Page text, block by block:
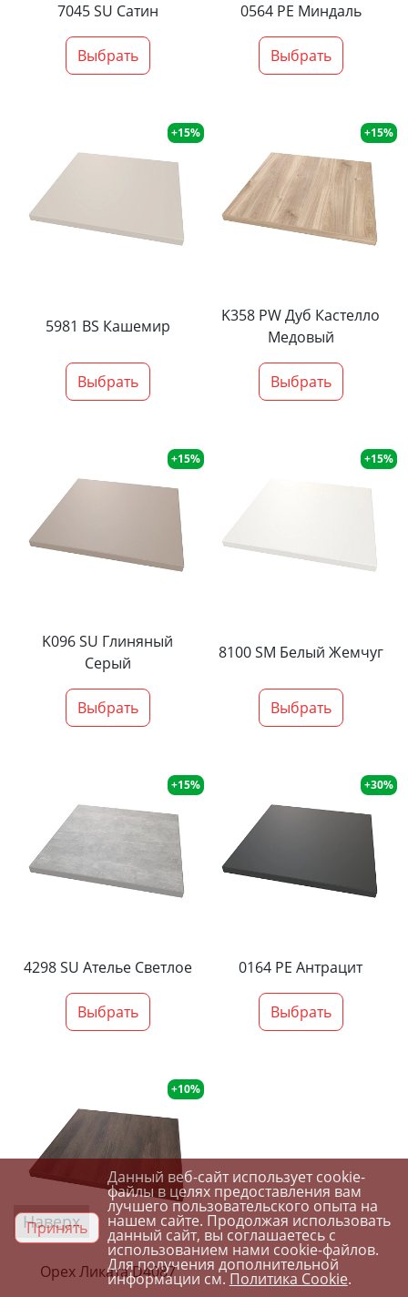
7045 SU Сатин
Выбрать
0564 PE Миндаль
Выбрать
+15%
5981 BS Кашемир
Выбрать
+15%
K358 PW Дуб Кастелло
Медовый
Выбрать
+15%
K096 SU Глиняный
Серый
Выбрать
+15%
8100 SM Белый Жемчуг
Выбрать
+15%
4298 SU Ателье Светлое
Выбрать
+30%
0164 PE Антрацит
Выбрать
+10%
Орех Ликата D4087
Наверх
Принять
Данный веб-сайт использует cookie-
файлы в целях предоставления вам
лучшего пользовательского опыта на
нашем сайте. Продолжая использовать
данный сайт, вы соглашаетесь с
использованием нами cookie-файлов.
Для получения дополнительной
информации см.Политика Cookie.